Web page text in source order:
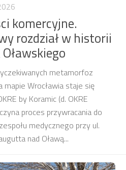
komercyjne.
rozdział w historii
metamorfoz
mapie Wrocławia staje się
by Koramic (d. OKRE
proces przywracania do
medycznego przy ul.
nad Oławą...